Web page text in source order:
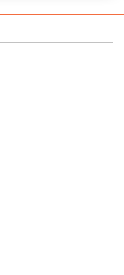
d'autre choix.